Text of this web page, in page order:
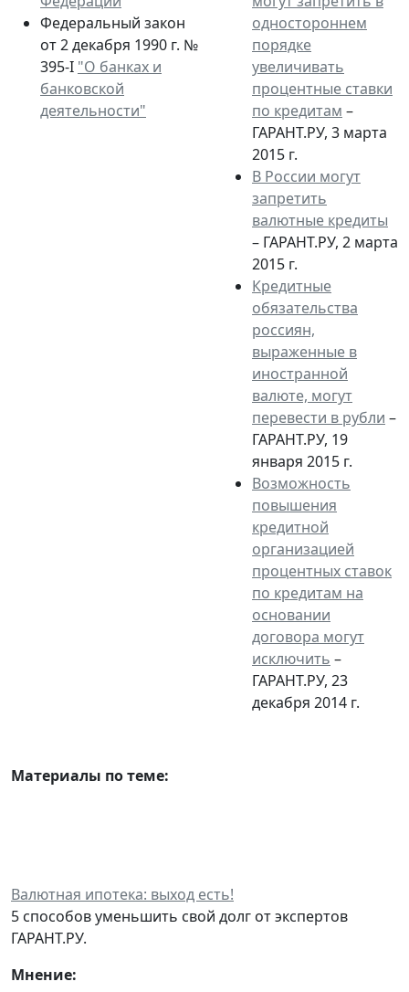
Федеральный закон
от 2 декабря 1990 г. №
395-I "О банках и
банковской
деятельности"
одностороннем
порядке
увеличивать
процентные ставки
по кредитам –
ГАРАНТ.РУ, 3 марта
2015 г.
В России могут
запретить
валютные кредиты
– ГАРАНТ.РУ, 2 марта
2015 г.
Кредитные
обязательства
россиян,
выраженные в
иностранной
валюте, могут
перевести в рубли –
ГАРАНТ.РУ, 19
января 2015 г.
Возможность
повышения
кредитной
организацией
процентных ставок
по кредитам на
основании
договора могут
исключить –
ГАРАНТ.РУ, 23
декабря 2014 г.
Материалы по теме:
Валютная ипотека: выход есть!
5 способов уменьшить свой долг от экспертов
ГАРАНТ.РУ.
Мнение: